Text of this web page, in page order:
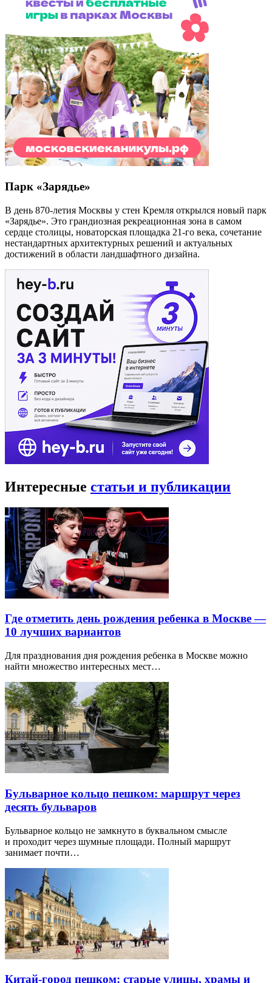
Парк «Зарядье»
В день 870-летия Москвы у стен Кремля открылся новый парк
«Зарядье». Это грандиозная рекреационная зона в самом
сердце столицы, новаторская площадка 21-го века, сочетание
нестандартных архитектурных решений и актуальных
достижений в области ландшафтного дизайна.
Интересные статьи и публикации
Где отметить день рождения ребенка в Москве —
10 лучших вариантов
Для празднования дня рождения ребенка в Москве можно
найти множество интересных мест…
Бульварное кольцо пешком: маршрут через
десять бульваров
Бульварное кольцо не замкнуто в буквальном смысле
и проходит через шумные площади. Полный маршрут
занимает почти…
Китай-город пешком: старые улицы, храмы и